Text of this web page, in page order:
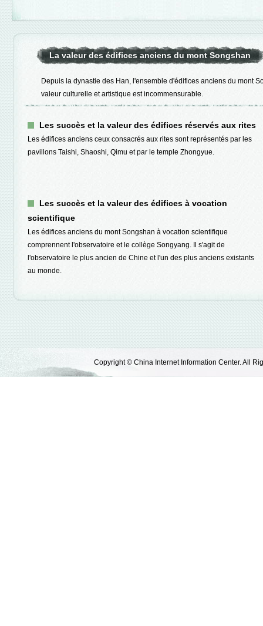
La valeur des édifices anciens du mont Songshan
Depuis la dynastie des Han, l'ensemble d'édifices anciens du mont
valeur culturelle et artistique est incommensurable.
Les succès et la valeur des édifices réservés aux rites
Les édifices anciens ceux consacrés aux rites sont représentés par les
pavillons Taishi, Shaoshi, Qimu et par le temple Zhongyue.
Les succès et la valeur des édifices à vocation
scientifique
Les édifices anciens du mont Songshan à vocation scientifique
comprennent l'observatoire et le collège Songyang. Il s'agit de
l'observatoire le plus ancien de Chine et l'un des plus anciens existants
au monde.
Copyright © China Internet Information Center. All